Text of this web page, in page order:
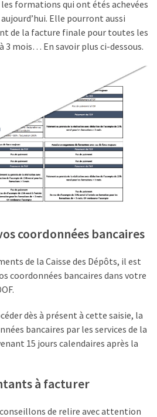
formations qui ont étés achevées
Elle pourront aussi
de la facture finale pour toutes les
3 mois… En savoir plus ci-dessous.
coordonnées bancaires
de la Caisse des Dépôts, il est
coordonnées bancaires dans votre
dès à présent à cette saisie, la
bancaires par les services de la
15 jours calendaires après la
à facturer
conseillons de relire avec attention